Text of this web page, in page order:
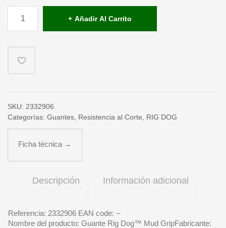
Dogª
Añadir Al Carrito
SKU: 2332906
Categorías: Guantes Resistencia al Corte RIG DOG
Ficha técnica →
Descripción Información adicional
Referencia: 2332906 EAN code: –
Nombre del producto: Guante Rig Dog™ Mud GripFabricante: